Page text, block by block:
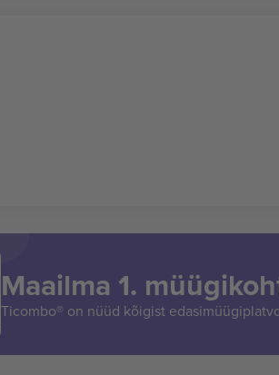
Maailma 1.
Ticombo® on nüüd kõigist